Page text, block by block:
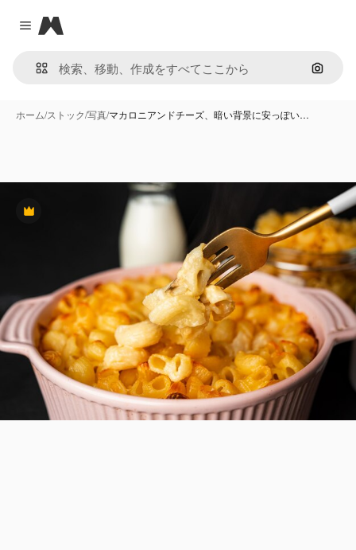
Close menu
Magnific
画像で
ホーム/ストック/写真/マカロニアンドチーズ、暗い背景に安っぽい…
Premium